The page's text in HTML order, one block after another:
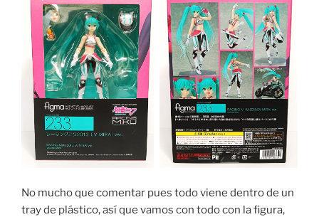
No mucho que comentar pues todo viene dentro de un
tray de plástico, así que vamos con todo con la figura,